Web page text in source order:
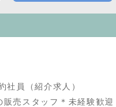
員（紹介求人）
販売スタッフ＊未経験歓迎